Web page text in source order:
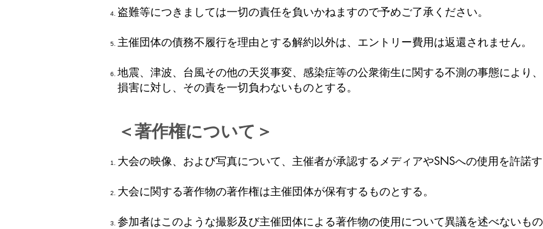
盗難等につきましては一切の責任を負いかねますので予めご了承ください。
主催団体の債務不履行を理由とする解約以外は、エントリー費用は返還されません。
地震、津波、台風その他の天災事変、感染症等の公衆衛生に関する不測の事態により、
損害に対し、その責を一切負わないものとする。
＜著作権について＞
大会の映像、および写真について、主催者が承認するメディアやSNSへの使用を許諾
大会に関する著作物の著作権は主催団体が保有するものとする。
参加者はこのような撮影及び主催団体による著作物の使用について異議を述べないも